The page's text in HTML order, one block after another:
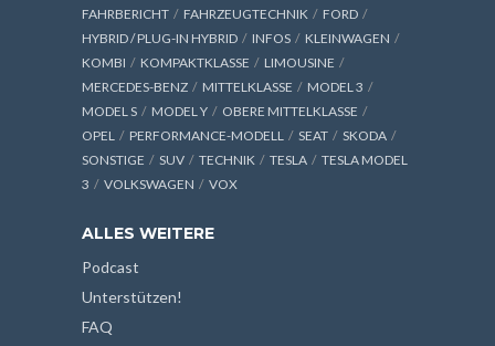
FAHRBERICHT
FAHRZEUGTECHNIK
FORD
HYBRID / PLUG-IN HYBRID
INFOS
KLEINWAGEN
KOMBI
KOMPAKTKLASSE
LIMOUSINE
MERCEDES-BENZ
MITTELKLASSE
MODEL 3
MODEL S
MODEL Y
OBERE MITTELKLASSE
OPEL
PERFORMANCE-MODELL SEAT
SKODA
SONSTIGE
SUV TECHNIK TESLA
TESLA MODEL
3
VOLKSWAGEN VOX
ALLES WEITERE
Podcast
Unterstützen!
FAQ